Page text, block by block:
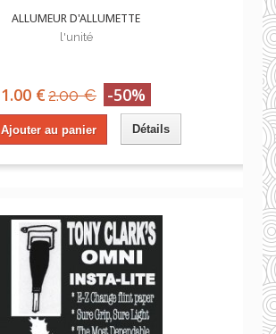
ALLUMEUR D'ALLUMETTE
l'unité
1.00 €2.00 € -50%
Ajouter au panier Détails